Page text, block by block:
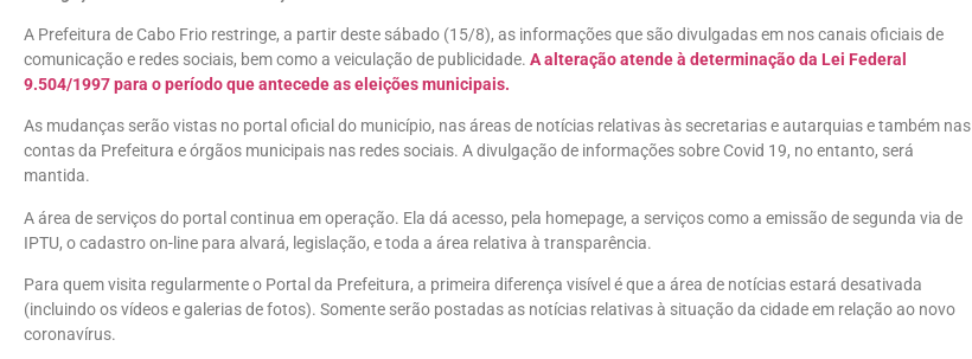
A Prefeitura de Cabo Frio restringe, a partir deste sábado (15/8), as informações que são divulgadas em nos canais oficiais de
comunicação e redes sociais, bem como a veiculação de publicidade. A alteração atende à determinação da Lei Federal
9.504/1997 para o período que antecede as eleições municipais.
As mudanças serão vistas no portal oficial do município, nas áreas de notícias relativas às secretarias e autarquias e também nas
contas da Prefeitura e órgãos municipais nas redes sociais. A divulgação de informações sobre Covid 19, no entanto, será
mantida.
A área de serviços do portal continua em operação. Ela dá acesso, pela homepage, a serviços como a emissão de segunda via de
IPTU, o cadastro on-line para alvará, legislação, e toda a área relativa à transparência.
Para quem visita regularmente o Portal da Prefeitura, a primeira diferença visível é que a área de notícias estará desativada
(incluindo os vídeos e galerias de fotos). Somente serão postadas as notícias relativas à situação da cidade em relação ao novo
coronavírus.